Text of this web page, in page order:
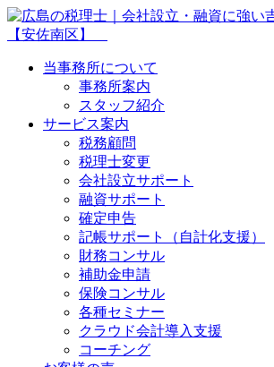
当事務所について
事務所案内
スタッフ紹介
サービス案内
税務顧問
税理士変更
会社設立サポート
融資サポート
確定申告
記帳サポート（自計化支援）
財務コンサル
補助金申請
保険コンサル
各種セミナー
クラウド会計導入支援
コーチング